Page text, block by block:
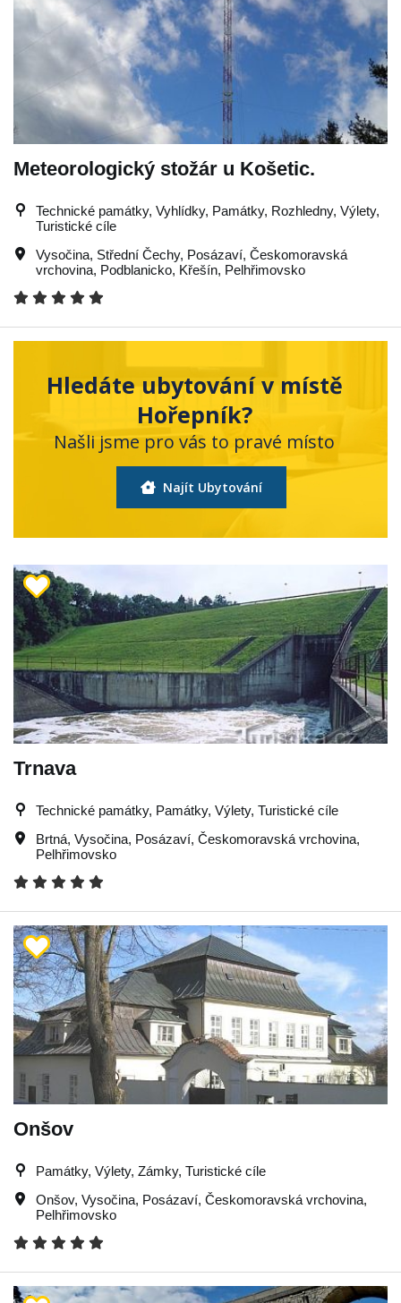
Meteorologický stožár u Košetic.
Technické památky, Vyhlídky, Památky, Rozhledny, Výlety,
Turistické cíle
Vysočina, Střední Čechy, Posázaví, Českomoravská
vrchovina, Podblanicko, Křešín, Pelhřimovsko
Hledáte ubytování v místě
Hořepník?
Našli jsme pro vás to pravé místo
Najít Ubytování
Trnava
Technické památky, Památky, Výlety, Turistické cíle
Brtná, Vysočina, Posázaví, Českomoravská vrchovina,
Pelhřimovsko
Onšov
Památky, Výlety, Zámky, Turistické cíle
Onšov, Vysočina, Posázaví, Českomoravská vrchovina,
Pelhřimovsko